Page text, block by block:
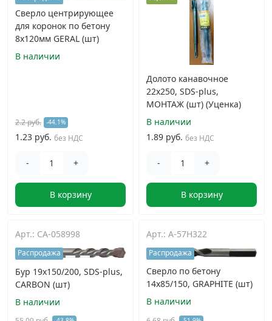
Сверло центрирующее
для коронок по бетону
8x120мм GERAL (шт)
В наличии
2.2 руб. -44.1%
1.23 руб. без НДС
- +
В корзину
Долото канавочное
22х250, SDS-plus,
МОНТАЖ (шт) (Уценка)
В наличии
1.89 руб. без НДС
- +
В корзину
Арт.: CA-058998
Распродажа
Бур 19x150/200, SDS-plus,
CARBON (шт)
В наличии
Арт.: A-57H322
Распродажа
Сверло по бетону
14x85/150, GRAPHITE (шт)
В наличии